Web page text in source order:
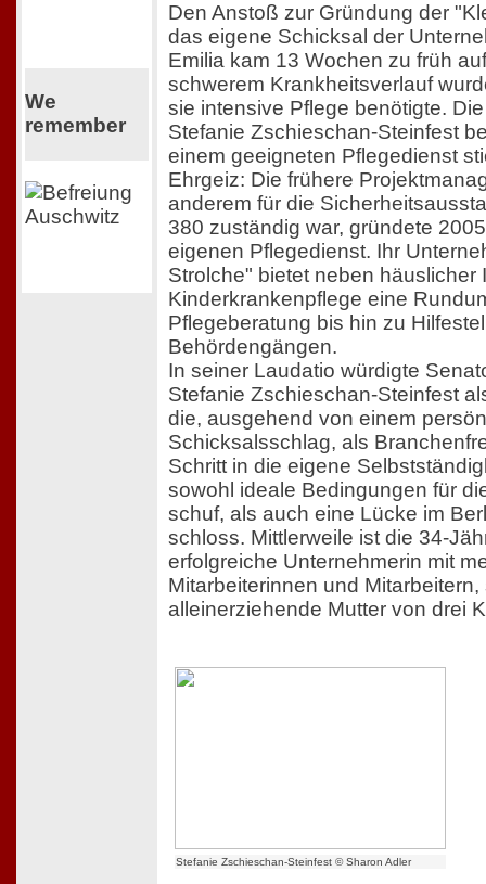
We
remember
Den Anstoß zur Gründung der
das eigene Schicksal der
Emilia kam 13 Wochen zu früh
schwerem Krankheitsverlauf
sie intensive Pflege benötigte.
Stefanie Zschieschan-Steinfest
einem geeigneten Pflegedienst
Ehrgeiz: Die frühere
anderem für die
380 zuständig war, gründete
eigenen Pflegedienst. Ihr
Strolche" bietet neben häuslicher
Kinderkrankenpflege eine
Pflegeberatung bis hin zu
Behördengängen.
In seiner Laudatio würdigte
Stefanie Zschieschan-Steinfest
die, ausgehend von einem
Schicksalsschlag, als
Schritt in die eigene
sowohl ideale Bedingungen für
schuf, als auch eine Lücke im
schloss. Mittlerweile ist die 34-
erfolgreiche Unternehmerin mit
Mitarbeiterinnen und
alleinerziehende Mutter von drei
Stefanie Zschieschan-Steinfest © Sharon Adler